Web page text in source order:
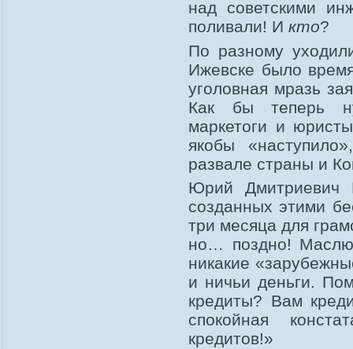
над советскими
поливали! И кто?
По разному
Ижевске было
уголовная мразь
Как бы теперь
маркетоги и
якобы
развале страны и
Юрий Дмитриевич
созданных этими
три месяца для
но… поздно!
никакие
и ничьи деньги.
кредиты? Вам
спокойная
кредитов!»